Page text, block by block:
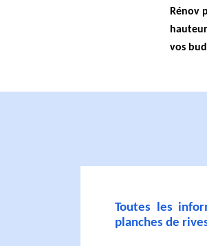
Rénov
vos
Toutes les
planches de